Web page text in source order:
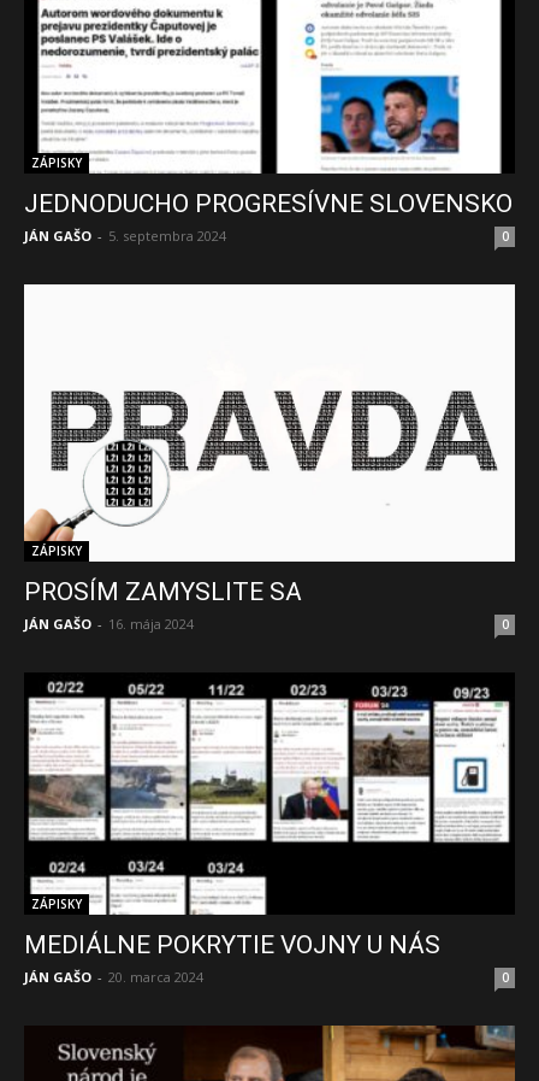
ZÁPISKY
JEDNODUCHO PROGRESÍVNE SLOVENSKO
JÁN GAŠO - 5. septembra 2024 0
ZÁPISKY
PROSÍM ZAMYSLITE SA
JÁN GAŠO - 16. mája 2024 0
ZÁPISKY
MEDIÁLNE POKRYTIE VOJNY U NÁS
JÁN GAŠO - 20. marca 2024 0